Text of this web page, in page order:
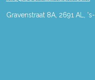
Gravenstraat 8A, 2691 AL, 's-